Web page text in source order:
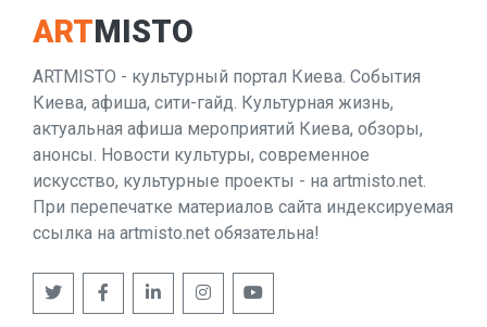
ARTMISTO
ARTMISTO - культурный портал Киева. События
Киева, афиша, сити-гайд. Культурная жизнь,
актуальная афиша мероприятий Киева, обзоры,
анонсы. Новости культуры, современное
искусство, культурные проекты - на artmisto.net.
При перепечатке материалов сайта индексируемая
ссылка на artmisto.net обязательна!